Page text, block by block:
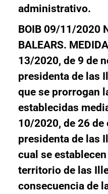
administrativo.
BOIB 09/11/2020
BALEARS.
13/2020, de 9 de
presidenta de las
que se prorrogan
establecidas
10/2020, de 26 de
presidenta de las
cual se
territorio de las
consecuencia de